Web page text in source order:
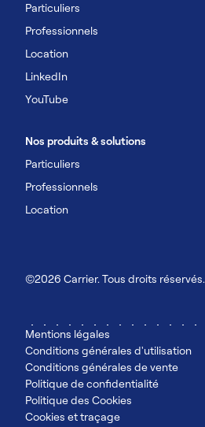
Particuliers
Professionnels
Location
LinkedIn
YouTube
Nos produits & solutions
Particuliers
Professionnels
Location
©2026 Carrier. Tous droits réservés.
Mentions légales
Conditions générales d'utilisation
Conditions générales de vente
Politique de confidentialité
Politique des Cookies
Cookies et traçage